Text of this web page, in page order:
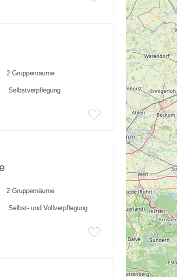
2 Gruppenräume
Selbstverpflegung
2 Gruppenräume
Selbst- und Vollverpflegung